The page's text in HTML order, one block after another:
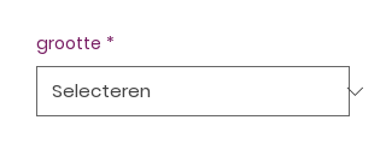
grootte *